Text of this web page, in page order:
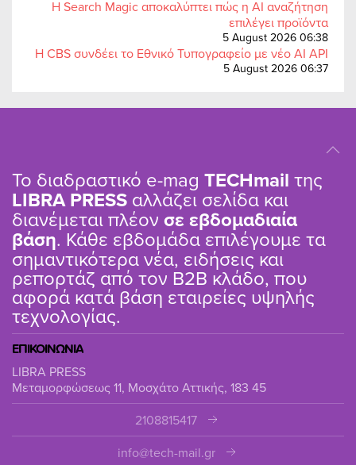
Η Search Magic αποκαλύπτει πώς η AI αναζήτηση
επιλέγει προϊόντα
5 August 2026 06:38
Η CBS συνδέει το Εθνικό Τυπογραφείο με νέο AI API
5 August 2026 06:37
Το διαδραστικό e-mag TΕCHmail της
LIBRA PRESS αλλάζει σελίδα και
διανέμεται πλέον σε εβδομαδιαία
βάση. Κάθε εβδομάδα επιλέγουμε τα
σημαντικότερα νέα, ειδήσεις και
ρεπορτάζ από τον B2B κλάδο, που
αφορά κατά βάση εταιρείες υψηλής
τεχνολογίας.
ΕΠΙΚΟΙΝΩΝΙΑ
LIBRA PRESS
Μεταμορφώσεως 11, Μοσχάτο Αττικής, 183 45
2108815417
info@tech-mail.gr